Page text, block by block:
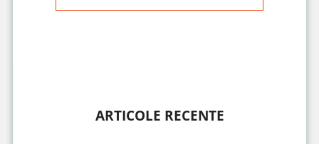
ARTICOLE RECENTE